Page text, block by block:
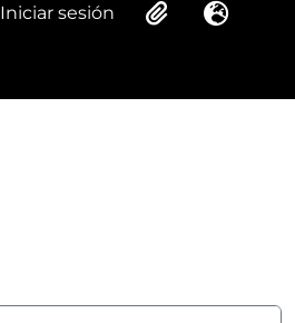
Iniciar sesión
Iniciar sesión ClipboardIdioma